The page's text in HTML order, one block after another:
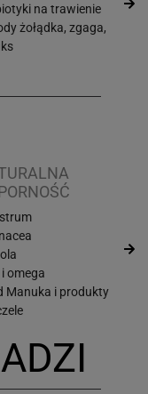
na trawienie
żołądka, zgaga,
omega
Manuka i produkty